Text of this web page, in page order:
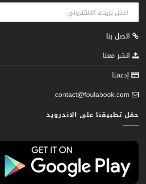
اتصل بنا
انشر معنا
إدعمنا
contact@foulabook.com
حمّل تطبيقنا على الاندرويد